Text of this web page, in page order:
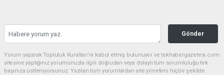
Gönder
Yorum yazarak Topluluk Kuralları’nı kabul etmiş bulunuyor ve tekhabergazetesi.com
sitesine yaptığınız yorumunuzla ilgili doğrudan veya dolaylı tüm sorumluluğu tek
başınıza üstleniyorsunuz. Yazılan tüm yorumlardan site yönetimi hiçbir şekilde